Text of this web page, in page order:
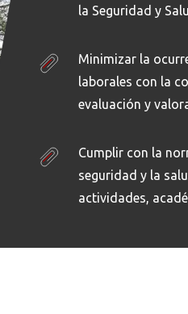
la Seguridad y
Minimizar la
laborales con la
evaluación y
Cumplir con la
seguridad y la
actividades,